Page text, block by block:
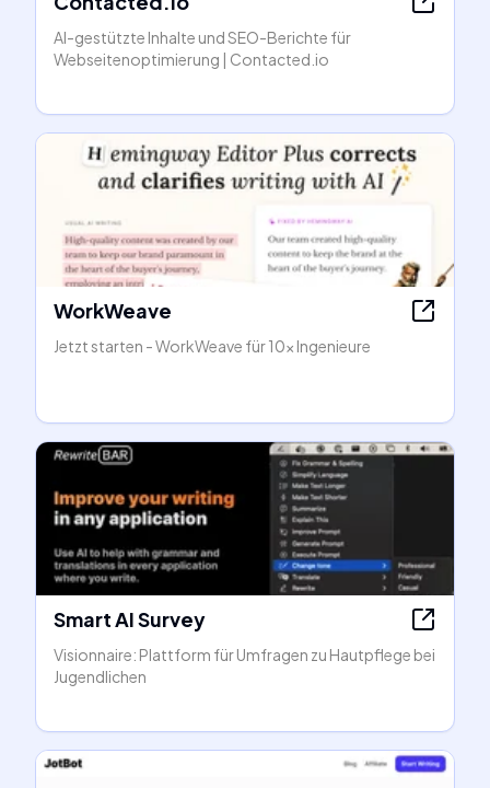
AI-gestützte Inhalte und SEO-Berichte für
Webseitenoptimierung | Contacted.io
WorkWeave
Jetzt starten - WorkWeave für 10x Ingenieure
Smart AI Survey
Visionnaire: Plattform für Umfragen zu Hautpflege bei
Jugendlichen